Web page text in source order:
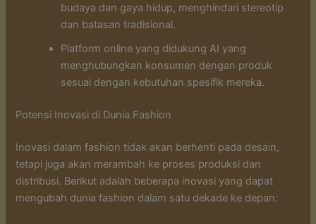
budaya dan gaya hidup, menghindari stereotip
dan batasan tradisional.
Platform online yang didukung AI yang
menghubungkan konsumen dengan produk
sesuai dengan kebutuhan spesifik mereka.
Potensi Inovasi di Dunia Fashion
Inovasi dalam fashion tidak akan berhenti pada desain,
tetapi juga akan merambah ke proses produksi dan
distribusi. Berikut adalah beberapa inovasi yang dapat
mengubah dunia fashion dalam satu dekade ke depan: